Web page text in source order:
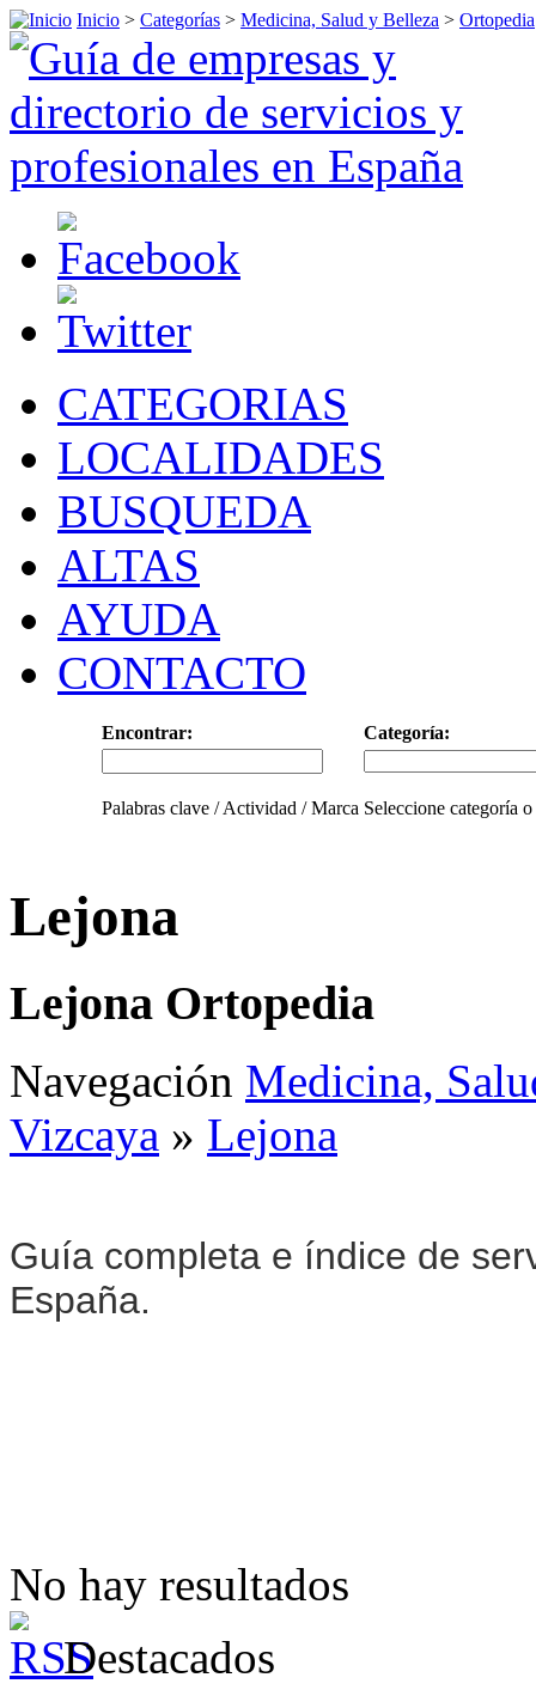
Inicio > Categorías > Medicina, Salud y Belleza > Ortopedia
CATEGORIAS
LOCALIDADES
BUSQUEDA
ALTAS
AYUDA
CONTACTO
Encontrar: Categoría:
Palabras clave / Actividad / Marca Seleccione categoría
Lejona
Lejona Ortopedia
Navegación Medicina,
Vizcaya » Lejona
Guía completa e índice de
España.
No hay resultados
Destacados